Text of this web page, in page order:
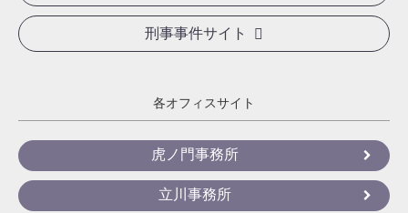
刑事事件サイト
各オフィスサイト
虎ノ門事務所
立川事務所